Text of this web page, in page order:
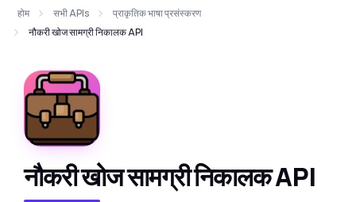
होम सभी APIs
प्राकृतिक भाषा प्रसंस्करण
नौकरी खोज सामग्री निकालक API
नौकरी खोज सामग्री निकालक API